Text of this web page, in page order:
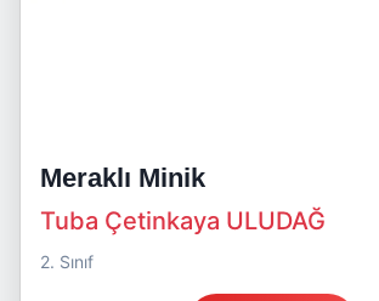
Meraklı Minik
Tuba Çetinkaya ULUDAĞ
2. Sınıf